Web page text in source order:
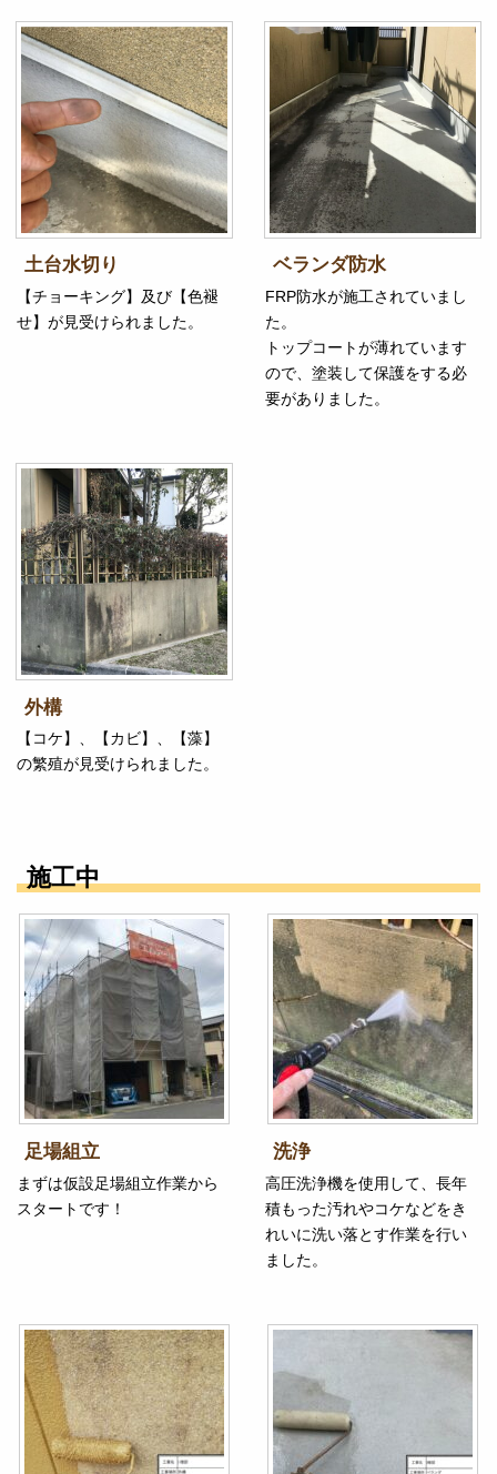
土台水切り
【チョーキング】及び【色褪
せ】が見受けられました。
ベランダ防水
FRP防水が施工されていまし
た。
トップコートが薄れています
ので、塗装して保護をする必
要がありました。
外構
【コケ】、【カビ】、【藻】
の繁殖が見受けられました。
施工中
足場組立
まずは仮設足場組立作業から
スタートです！
洗浄
高圧洗浄機を使用して、長年
積もった汚れやコケなどをき
れいに洗い落とす作業を行い
ました。